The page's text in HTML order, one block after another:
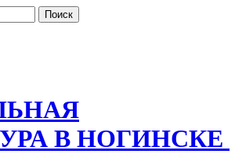
В НОГИНСКЕ